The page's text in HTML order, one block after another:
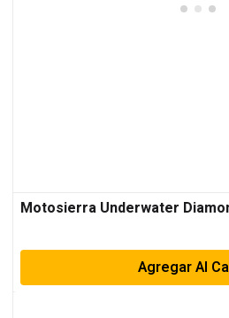
Motosierra Underwater
Agregar Al